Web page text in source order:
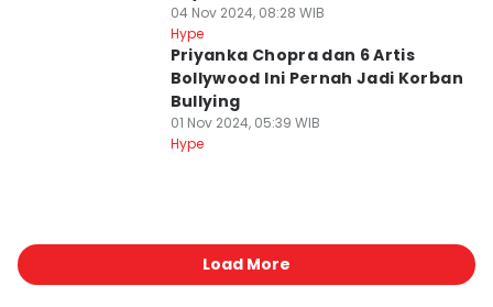
04 Nov 2024, 08:28 WIB
Hype
Priyanka Chopra dan 6 Artis
Bollywood Ini Pernah Jadi Korban
Bullying
01 Nov 2024, 05:39 WIB
Hype
Load More